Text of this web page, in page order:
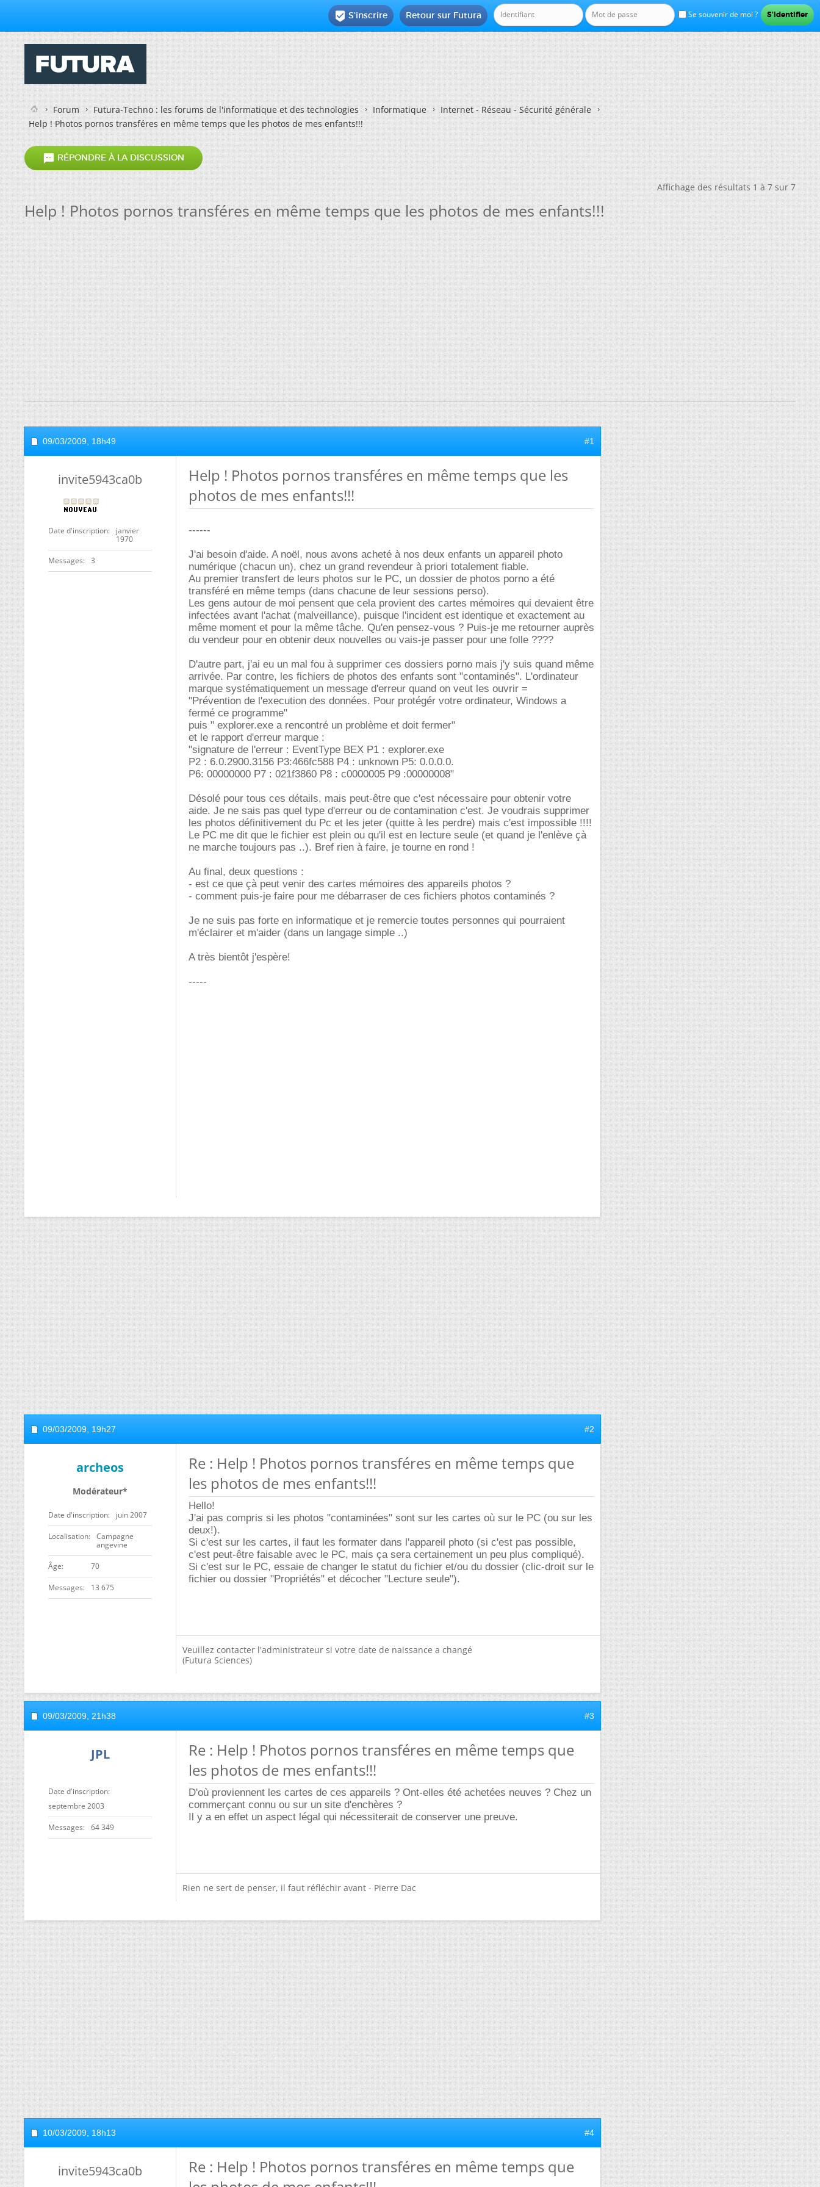
Se souvenir de moi ?
Retour sur Futura
 S'inscrire
Forum Futura-Techno : les forums de l'informatique et des technologies Informatique
Internet - Réseau - Sécurité générale
Help ! Photos pornos transféres en même temps que les photos de mes enfants!!!
 RÉPONDRE À LA DISCUSSION
Affichage des résultats 1 à 7 sur 7
Help ! Photos pornos transféres en même temps que les photos de mes enfants!!!
09/03/2009, 18h49 #1
invite5943ca0b
Date d'inscription
janvier
1970
Messages 3
Help ! Photos pornos transféres en même temps que les
photos de mes enfants!!!
------
J'ai besoin d'aide. A noël, nous avons acheté à nos deux enfants un appareil photo
numérique (chacun un), chez un grand revendeur à priori totalement fiable.
Au premier transfert de leurs photos sur le PC, un dossier de photos porno a été
transféré en même temps (dans chacune de leur sessions perso).
Les gens autour de moi pensent que cela provient des cartes mémoires qui devaient être
infectées avant l'achat (malveillance), puisque l'incident est identique et exactement au
même moment et pour la même tâche. Qu'en pensez-vous ? Puis-je me retourner auprès
du vendeur pour en obtenir deux nouvelles ou vais-je passer pour une folle ????
D'autre part, j'ai eu un mal fou à supprimer ces dossiers porno mais j'y suis quand même
arrivée. Par contre, les fichiers de photos des enfants sont "contaminés". L'ordinateur
marque systématiquement un message d'erreur quand on veut les ouvrir =
"Prévention de l'execution des données. Pour protégér votre ordinateur, Windows a
fermé ce programme"
puis " explorer.exe a rencontré un problème et doit fermer"
et le rapport d'erreur marque :
"signature de l'erreur : EventType BEX P1 : explorer.exe
P2 : 6.0.2900.3156 P3:466fc588 P4 : unknown P5: 0.0.0.0.
P6: 00000000 P7 : 021f3860 P8 : c0000005 P9 :00000008"
Désolé pour tous ces détails, mais peut-être que c'est nécessaire pour obtenir votre
aide. Je ne sais pas quel type d'erreur ou de contamination c'est. Je voudrais supprimer
les photos définitivement du Pc et les jeter (quitte à les perdre) mais c'est impossible !!!!
Le PC me dit que le fichier est plein ou qu'il est en lecture seule (et quand je l'enlève çà
ne marche toujours pas ..). Bref rien à faire, je tourne en rond !
Au final, deux questions :
- est ce que çà peut venir des cartes mémoires des appareils photos ?
- comment puis-je faire pour me débarraser de ces fichiers photos contaminés ?
Je ne suis pas forte en informatique et je remercie toutes personnes qui pourraient
m'éclairer et m'aider (dans un langage simple ..)
A très bientôt j'espère!
-----
09/03/2009, 19h27 #2
archeos
Modérateur*
Date d'inscription juin 2007
Localisation
Campagne
angevine
ge 70
Messages 13 675
Re : Help ! Photos pornos transféres en même temps que
les photos de mes enfants!!!
Hello!
J'ai pas compris si les photos "contaminées" sont sur les cartes où sur le PC (ou sur les
deux!).
Si c'est sur les cartes, il faut les formater dans l'appareil photo (si c'est pas possible,
c'est peut-être faisable avec le PC, mais ça sera certainement un peu plus compliqué).
Si c'est sur le PC, essaie de changer le statut du fichier et/ou du dossier (clic-droit sur le
fichier ou dossier "Propriétés" et décocher "Lecture seule").
Veuillez contacter l'administrateur si votre date de naissance a changé
(Futura Sciences)
09/03/2009, 21h38 #3
JPL
Date d'inscription
septembre 2003
Messages 64 349
Re : Help ! Photos pornos transféres en même temps que
les photos de mes enfants!!!
D'où proviennent les cartes de ces appareils ? Ont-elles été achetées neuves ? Chez un
commerçant connu ou sur un site d'enchères ?
Il y a en effet un aspect légal qui nécessiterait de conserver une preuve.
Rien ne sert de penser, il faut réfléchir avant - Pierre Dac
10/03/2009, 18h13 #4
invite5943ca0b
Re : Help ! Photos pornos transféres en même temps que